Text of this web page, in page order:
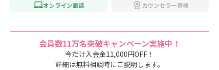
オンライン面談 カウンセラー資格
会員数11万名突破キャンペーン実施中！
今だけ入会金11,000円OFF！
詳細は無料相談時にご説明します。